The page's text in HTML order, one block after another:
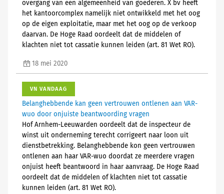
overgang van een algemeenheid van goederen. X bv heeft
het kantoorcomplex namelijk niet ontwikkeld met het oog
op de eigen exploitatie, maar met het oog op de verkoop
daarvan. De Hoge Raad oordeelt dat de middelen of
klachten niet tot cassatie kunnen leiden (art. 81 Wet RO).
18 mei 2020
VN VANDAAG
Belanghebbende kan geen vertrouwen ontlenen aan VAR-
wuo door onjuiste beantwoording vragen
Hof Arnhem-Leeuwarden oordeelt dat de inspecteur de
winst uit onderneming terecht corrigeert naar loon uit
dienstbetrekking. Belanghebbende kon geen vertrouwen
ontlenen aan haar VAR-wuo doordat ze meerdere vragen
onjuist heeft beantwoord in haar aanvraag. De Hoge Raad
oordeelt dat de middelen of klachten niet tot cassatie
kunnen leiden (art. 81 Wet RO).